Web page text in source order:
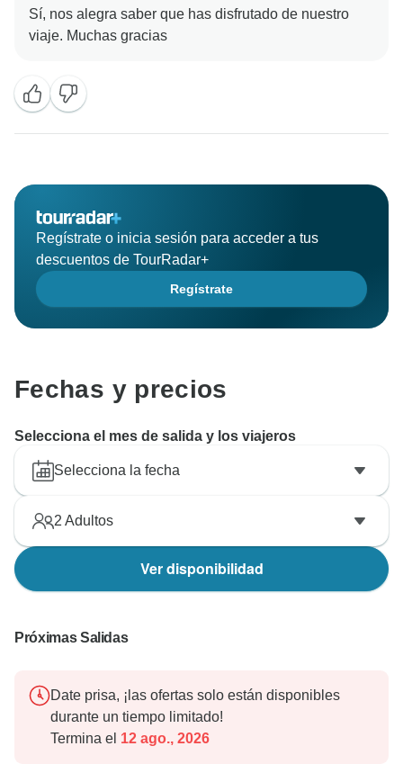
Sí, nos alegra saber que has disfrutado de nuestro
Regístrate o inicia sesión para acceder a tus
descuentos de TourRadar+
Regístrate
Fechas y precios
Selecciona el mes de salida y los viajeros
Selecciona la fecha
2 Adultos
Ver disponibilidad
Próximas Salidas
Date prisa, ¡las ofertas solo están disponibles
durante un tiempo limitado!
Termina el 12 ago., 2026